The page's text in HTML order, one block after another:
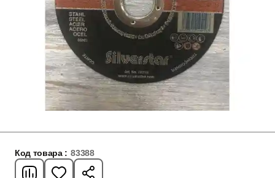
Код товара : 83388